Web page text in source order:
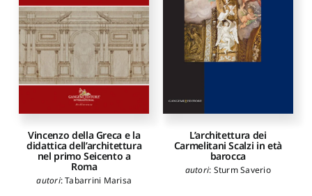
Vincenzo della Greca e la
didattica dell’architettura
nel primo Seicento a
Roma
autori:Tabarrini Marisa
L’architettura dei
Carmelitani Scalzi in età
barocca
autori: Sturm Saverio